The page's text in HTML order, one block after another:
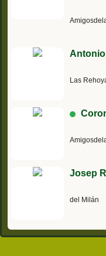
Antonio
Las
Josep
del Milán